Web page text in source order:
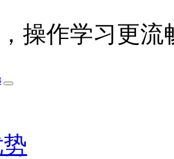
操作学习更流